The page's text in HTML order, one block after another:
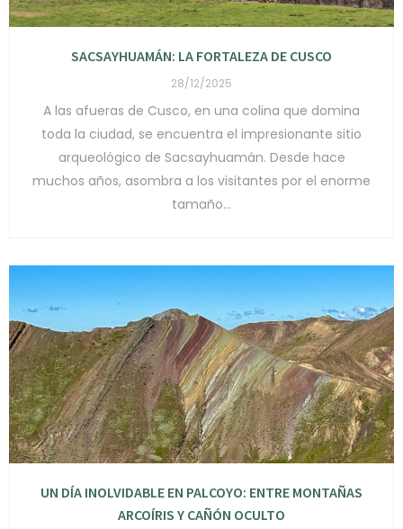
SACSAYHUAMÁN: LA FORTALEZA DE CUSCO
28/12/2025
A las afueras de Cusco, en una colina que domina
toda la ciudad, se encuentra el impresionante sitio
arqueológico de Sacsayhuamán. Desde hace
muchos años, asombra a los visitantes por el enorme
tamaño...
UN DÍA INOLVIDABLE EN PALCOYO: ENTRE MONTAÑAS
ARCOÍRIS Y CAÑÓN OCULTO